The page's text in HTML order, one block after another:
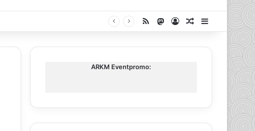
RSS Mastodon
AnmeldenZufälliger
ARKM Eventpromo: